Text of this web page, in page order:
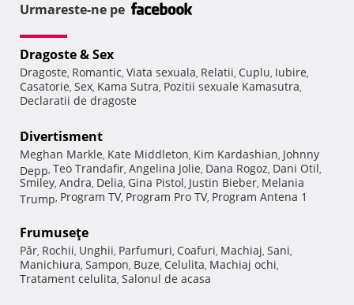
Urmareste-ne pe
Dragoste & Sex
Dragoste, Romantic, Viata sexuala, Relatii, Cuplu, Iubire,
Casatorie, Sex, Kama Sutra, Pozitii sexuale Kamasutra,
Declaratii de dragoste
Divertisment
Meghan Markle, Kate Middleton, Kim Kardashian, Johnny
Depp, Teo Trandafir, Angelina Jolie, Dana Rogoz, Dani Otil,
Smiley, Andra, Delia, Gina Pistol, Justin Bieber, Melania
Trump, Program TV, Program Pro TV, Program Antena 1
Frumuseţe
Păr, Rochii, Unghii, Parfumuri, Coafuri, Machiaj, Sani,
Manichiura, Sampon, Buze, Celulita, Machiaj ochi,
Tratament celulita, Salonul de acasa